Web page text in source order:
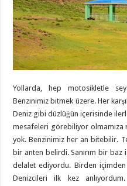
Yollarda, hep motosikletle
Benzinimiz bitmek üzere. Her
Deniz gibi düzlüğün içerisinde
mesafeleri görebiliyor olmamıza
yok. Benzinimiz her an bitebilir.
bir anten belirdi. Sanırım bir baz
delalet ediyordu. Birden
Denizcileri ilk kez